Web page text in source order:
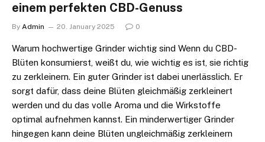
einem perfekten CBD-Genuss
By Admin 20. January 2025 0
Warum hochwertige Grinder wichtig sind Wenn du CBD-
Blüten konsumierst, weißt du, wie wichtig es ist, sie richtig
zu zerkleinern. Ein guter Grinder ist dabei unerlässlich. Er
sorgt dafür, dass deine Blüten gleichmäßig zerkleinert
werden und du das volle Aroma und die Wirkstoffe
optimal aufnehmen kannst. Ein minderwertiger Grinder
hingegen kann deine Blüten ungleichmäßig zerkleinern